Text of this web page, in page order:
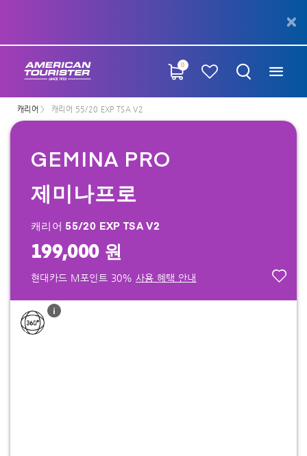
0
캐리어 캐리어 55/20 EXP TSA V2
GEMINA PRO
제미나프로
캐리어 55/20 EXP TSA V2
199,000 원
현대카드 M포인트 30% 사용 혜택 안내